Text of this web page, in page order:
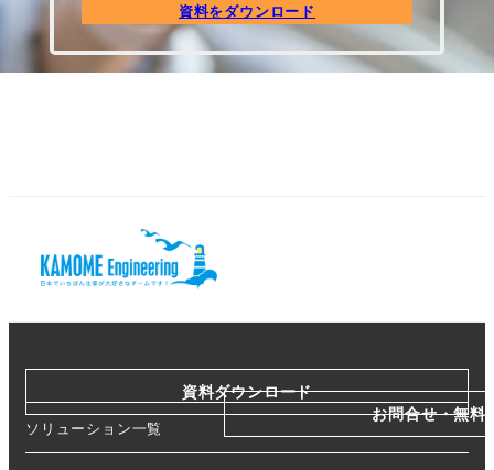
資料をダウンロード
資料ダウンロード
お問合せ・無料
ソリューション一覧